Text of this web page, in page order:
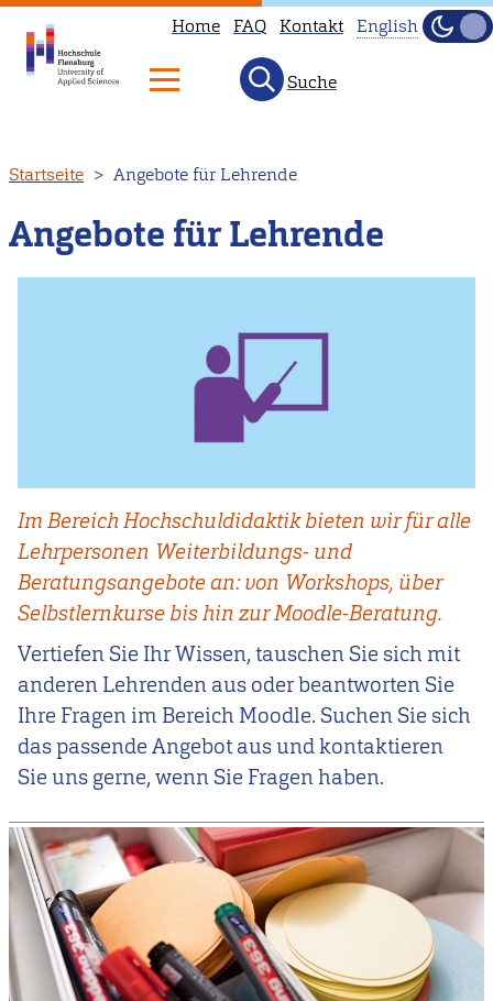
zum
Inhalt
Home FAQ Kontakt
English.
instead.
English
Hell
Suche
Startseite Angebote für Lehrende
Angebote für Lehrende
Im Bereich Hochschuldidaktik bieten wir für alle
Lehrpersonen Weiterbildungs- und
Beratungsangebote an: von Workshops, über
Selbstlernkurse bis hin zur Moodle-Beratung.
Vertiefen Sie Ihr Wissen, tauschen Sie sich mit
anderen Lehrenden aus oder beantworten Sie
Ihre Fragen im Bereich Moodle. Suchen Sie sich
das passende Angebot aus und kontaktieren
Sie uns gerne, wenn Sie Fragen haben.